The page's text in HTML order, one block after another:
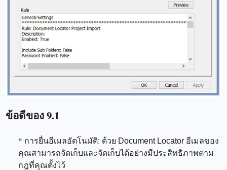
ข้อดีของ 9.1
การยื่นอีเมลอัตโนมัติ: ด้วย Document Locator อีเมลของ
คุณสามารถจัดเก็บและจัดเก็บได้อย่างมีประสิทธิภาพตาม
กฎที่คุณตั้งไว้